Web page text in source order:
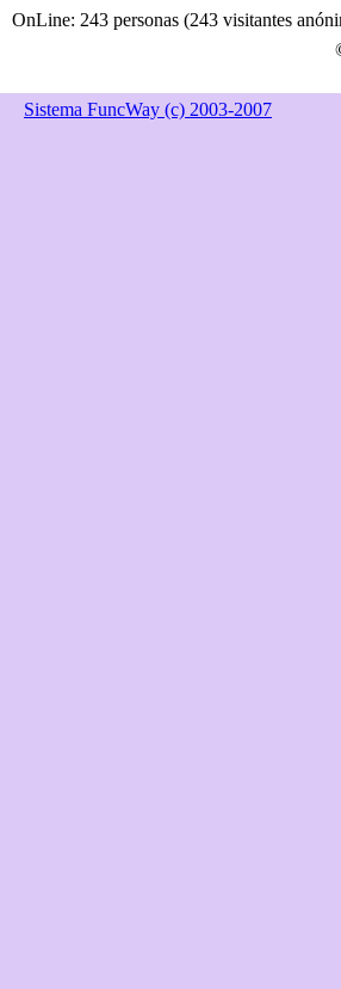
OnLine: 243 personas (243 visitantes
Sistema FuncWay (c) 2003-2007